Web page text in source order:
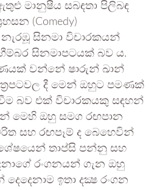
මානුෂීය සබඳතා පිලිබඳ
(Comedy)
සිනමා විචාරකයන්
සිනමාපටයක් බව ය.
වන්නේ ෂාරුන් ඛාන්
දී මෙන් ඔහුට පමණක්
බව එක් විචාරකයකු සඳහන්
මෙහි ඔහු සමග රඟපාන
සහ රඟපෑම් ද බෙහෙවින්
තාප්සි පන්නු සහ
රංගනයන් ගැන ඔහු
ඉතා දක්‍ෂ රංගන